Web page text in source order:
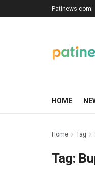
Patinews.com
HOME
Home Tag
Tag: